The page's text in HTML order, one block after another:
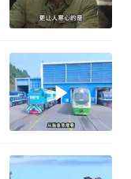
商场现钱学森巨幅海报 负责人回应
筑健康中国